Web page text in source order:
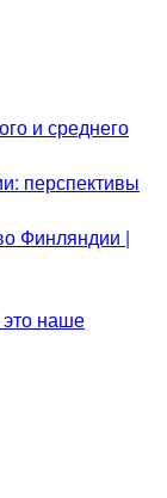
и среднего
перспективы
Финляндии |
наше